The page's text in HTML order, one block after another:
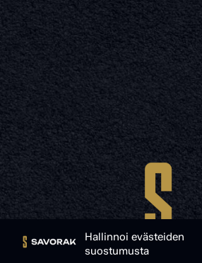
Hallinnoi evästeiden
suostumusta